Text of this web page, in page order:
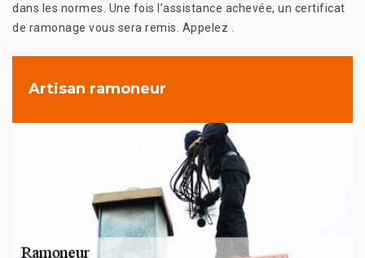
dans les normes. Une fois l’assistance achevée, un certificat
de ramonage vous sera remis. Appelez .
Artisan ramoneur